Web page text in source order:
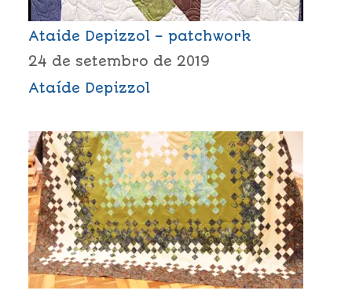
Ataide Depizzol – patchwork
24 de setembro de 2019
Ataíde Depizzol